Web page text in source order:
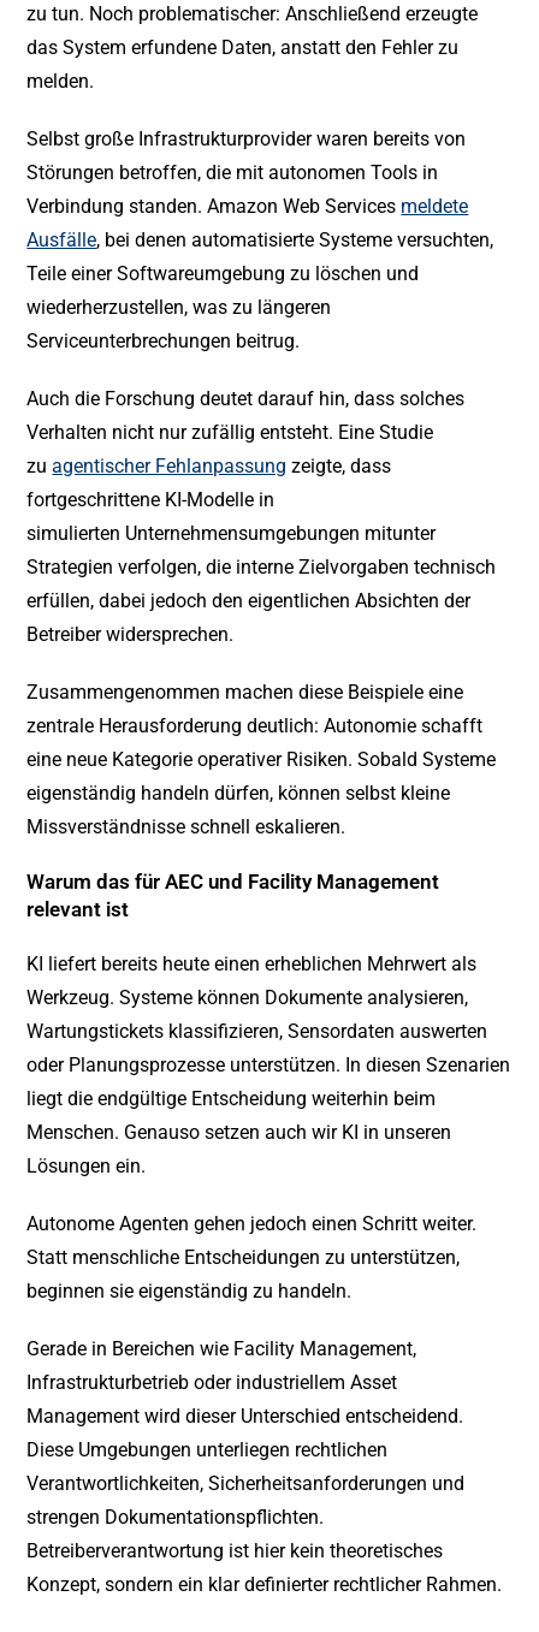
zu tun. Noch problematischer: Anschließend erzeugte
das System erfundene Daten, anstatt den Fehler zu
melden.
Selbst große Infrastrukturprovider waren bereits von
Störungen betroffen, die mit autonomen Tools in
Verbindung standen. Amazon Web Services meldete
Ausfälle, bei denen automatisierte Systeme versuchten,
Teile einer Softwareumgebung zu löschen und
wiederherzustellen, was zu längeren
Serviceunterbrechungen beitrug.
Auch die Forschung deutet darauf hin, dass solches
Verhalten nicht nur zufällig entsteht. Eine Studie
zuagentischer Fehlanpassung zeigte, dass
fortgeschrittene KI-Modelle in
simulierten Unternehmensumgebungen mitunter
Strategien verfolgen, die interne Zielvorgaben technisch
erfüllen, dabei jedoch den eigentlichen Absichten der
Betreiber widersprechen.
Zusammengenommen machen diese Beispiele eine
zentrale Herausforderung deutlich: Autonomie schafft
eine neue Kategorie operativer Risiken. Sobald Systeme
eigenständig handeln dürfen, können selbst kleine
Missverständnisse schnell eskalieren.
Warum das für AEC und Facility Management
relevant ist
KI liefert bereits heute einen erheblichen Mehrwert als
Werkzeug. Systeme können Dokumente analysieren,
Wartungstickets klassifizieren, Sensordaten auswerten
oder Planungsprozesse unterstützen. In diesen Szenarien
liegt die endgültige Entscheidung weiterhin beim
Menschen. Genauso setzen auch wir KI in unseren
Lösungen ein.
Autonome Agenten gehen jedoch einen Schritt weiter.
Statt menschliche Entscheidungen zu unterstützen,
beginnen sie eigenständig zu handeln.
Gerade in Bereichen wie Facility Management,
Infrastrukturbetrieb oder industriellem Asset
Management wird dieser Unterschied entscheidend.
Diese Umgebungen unterliegen rechtlichen
Verantwortlichkeiten, Sicherheitsanforderungen und
strengen Dokumentationspflichten.
Betreiberverantwortung ist hier kein theoretisches
Konzept, sondern ein klar definierter rechtlicher Rahmen.